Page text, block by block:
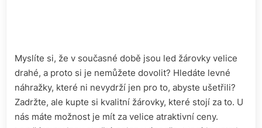
Myslíte si, že v současné době jsou led žárovky velice
drahé, a proto si je nemůžete dovolit? Hledáte levné
náhražky, které ni nevydrží jen pro to, abyste ušetřili?
Zadržte, ale kupte si kvalitní žárovky, které stojí za to. U
nás máte možnost je mít za velice atraktivní ceny.